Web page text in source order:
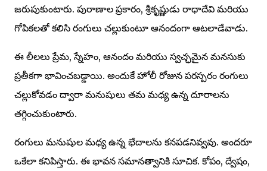
జరుపుకుంటారు. పురాణాల ప్రకారం, శ్రీకృష్ణుడు రాధాదేవి మరియు
గోపికలతో కలిసి రంగులు చల్లుకుంటూ ఆనందంగా ఆటలాడేవాడు.
ఈ లీలలు ప్రేమ, స్నేహం, ఆనందం మరియు స్వచ్ఛమైన మనసుకు
ప్రతీకగా భావించబడ్డాయి. అందుకే హోలీ రోజున పరస్పరం రంగులు
చల్లుకోవడం ద్వారా మనుషులు తమ మధ్య ఉన్న దూరాలను
తగ్గించుకుంటారు.
రంగులు మనుషుల మధ్య ఉన్న భేదాలను కనపడనివ్వవు. అందరూ
ఒకేలా కనిపిస్తారు. ఈ భావన సమానత్వానికి సూచిక. కోపం, ద్వేషం,